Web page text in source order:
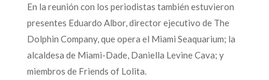
En la reunión con los periodistas también estuvieron
presentes Eduardo Albor, director ejecutivo de The
Dolphin Company, que opera el Miami Seaquarium; la
alcaldesa de Miami-Dade, Daniella Levine Cava; y
miembros de Friends of Lolita.